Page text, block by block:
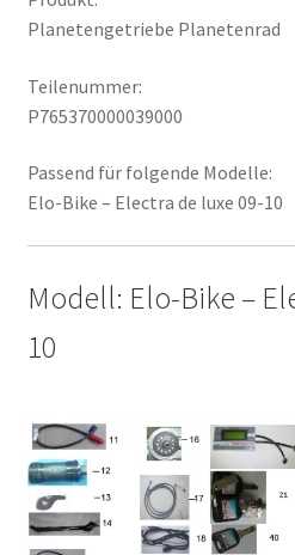
Planetengetriebe Planetenrad
Teilenummer:
P765370000039000
Passend für folgende Modelle:
Elo-Bike – Electra de luxe 09-10
Modell: Elo-Bike –
10